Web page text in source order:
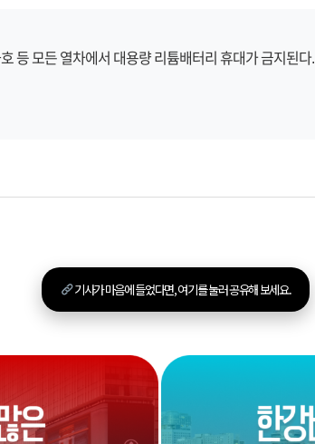
등 모든 열차에서 대용량 리튬배터리 휴대가 금지된다.
기사가 마음에 들었다면, 여기를 눌러 공유해 보세요.